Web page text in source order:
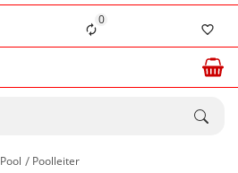
0
Pool Poolleiter